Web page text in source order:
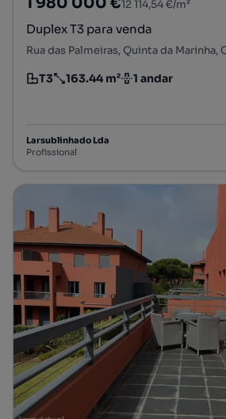
12 114,54 €/m²
Duplex T3 para venda
Tipologia
T3
Preço por metro quadrado
163.44 m²
Andar 1 andar
Larsublinhado Lda
Profissional